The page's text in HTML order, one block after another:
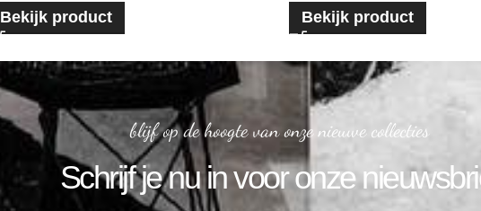
Bekijk product
Bekijk product
blijf op de hoogte van onze nieuwe collecties
Schrijf je nu in voor onze